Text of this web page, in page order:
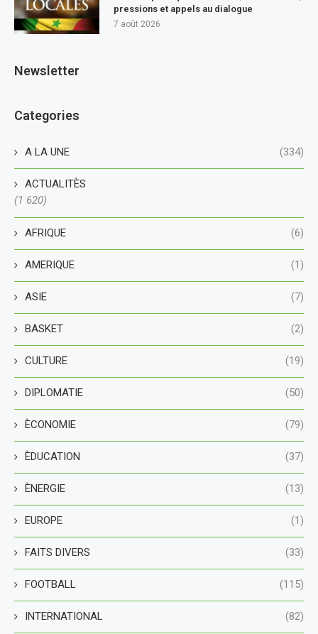
pressions et appels au dialogue
7 août 2026
Newsletter
Categories
A LA UNE (334)
ACTUALITÈS
(1 620)
AFRIQUE (6)
AMERIQUE (1)
ASIE (7)
BASKET (2)
CULTURE (19)
DIPLOMATIE (50)
ÈCONOMIE (79)
ÈDUCATION (37)
ÈNERGIE (13)
EUROPE (1)
FAITS DIVERS (33)
FOOTBALL (115)
INTERNATIONAL (82)